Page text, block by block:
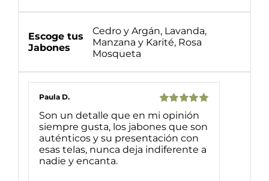
Escoge tus
Jabones
Cedro y Argán, Lavanda,
Manzana y Karité, Rosa
Mosqueta
Valorado
con5de 5
Paula D.
Son un detalle que en mi opinión
siempre gusta, los jabones que son
auténticos y su presentación con
esas telas, nunca deja indiferente a
nadie y encanta.